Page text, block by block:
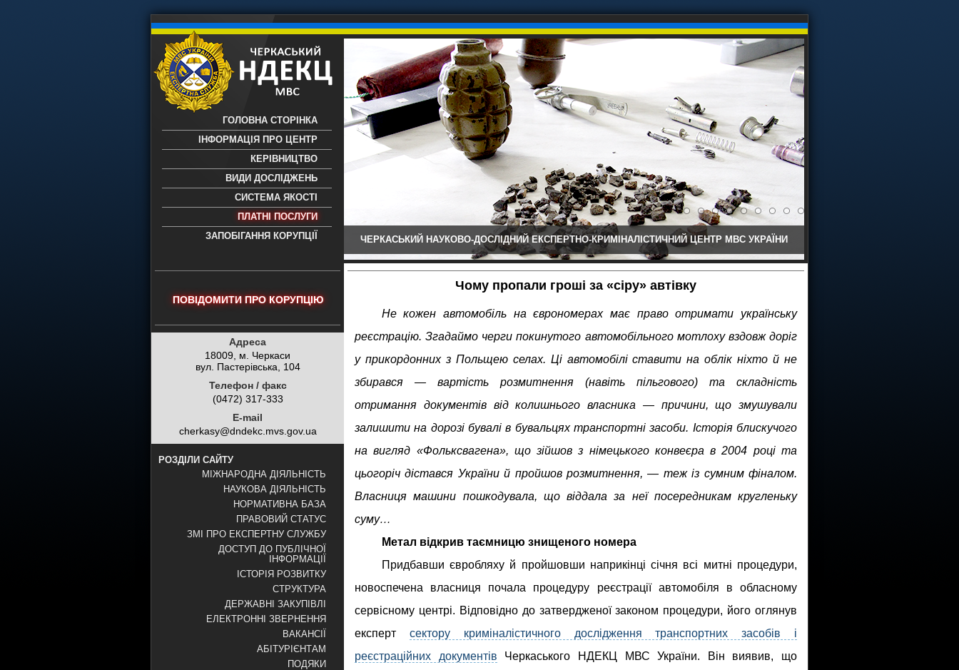
науково-дослідний експертно-
- проведення всих видів судових
експертиз
ГОЛОВНА СТОРІНКА
ІНФОРМАЦІЯ ПРО ЦЕНТР
КЕРІВНИЦТВО
ВИДИ ДОСЛІДЖЕНЬ
СИСТЕМА ЯКОСТІ
ПЛАТНІ ПОСЛУГИ
ЗАПОБІГАННЯ КОРУПЦІЇ
ЧЕРКАСЬКИЙ НАУКОВО-ДОСЛІДНИЙ ЕКСПЕРТНО-КРИМІНАЛІСТИЧНИЙ ЦЕНТР МВС УКРАЇНИ
ПОВІДОМИТИ ПРО КОРУПЦІЮ
Адреса
18009, м. Черкаси
вул. Пастерівська, 104
Телефон / факс
(0472) 317-333
E-mail
cherkasy@dndekc.mvs.gov.ua
РОЗДІЛИ САЙТУ
МІЖНАРОДНА ДІЯЛЬНІСТЬ
НАУКОВА ДІЯЛЬНІСТЬ
НОРМАТИВНА БАЗА
ПРАВОВИЙ СТАТУС
ЗМІ ПРО ЕКСПЕРТНУ СЛУЖБУ
ДОСТУП ДО ПУБЛІЧНОЇ
ІНФОРМАЦІЇ
ІСТОРІЯ РОЗВИТКУ
СТРУКТУРА
ДЕРЖАВНІ ЗАКУПІВЛІ
ЕЛЕКТРОННІ ЗВЕРНЕННЯ
ВАКАНСІЇ
АБІТУРІЄНТАМ
ПОДЯКИ
Чому пропали гроші за «сіру» автівку
Не кожен автомобіль на єврономерах має право отримати українську
реєстрацію. Згадаймо черги покинутого автомобільного мотлоху вздовж доріг
у прикордонних з Польщею селах. Ці автомобілі ставити на облік ніхто й не
збирався — вартість розмитнення (навіть пільгового) та складність
отримання документів від колишнього власника — причини, що змушували
залишити на дорозі бувалі в бувальцях транспортні засоби. Історія блискучого
на вигляд «Фольксвагена», що зійшов з німецького конвеєра в 2004 році та
цьогоріч дістався України й пройшов розмитнення, — теж із сумним фіналом.
Власниця машини пошкодувала, що віддала за неї посередникам кругленьку
суму…
Метал відкрив таємницю знищеного номера
Придбавши євробляху й пройшовши наприкінці січня всі митні процедури,
новоспечена власниця почала процедуру реєстрації автомобіля в обласному
сервісному центрі. Відповідно до затвердженої законом процедури, його оглянув
експерт сектору криміналістичного дослідження транспортних засобів і
реєстраційних документів Черкаського НДЕКЦ МВС України. Він виявив, що